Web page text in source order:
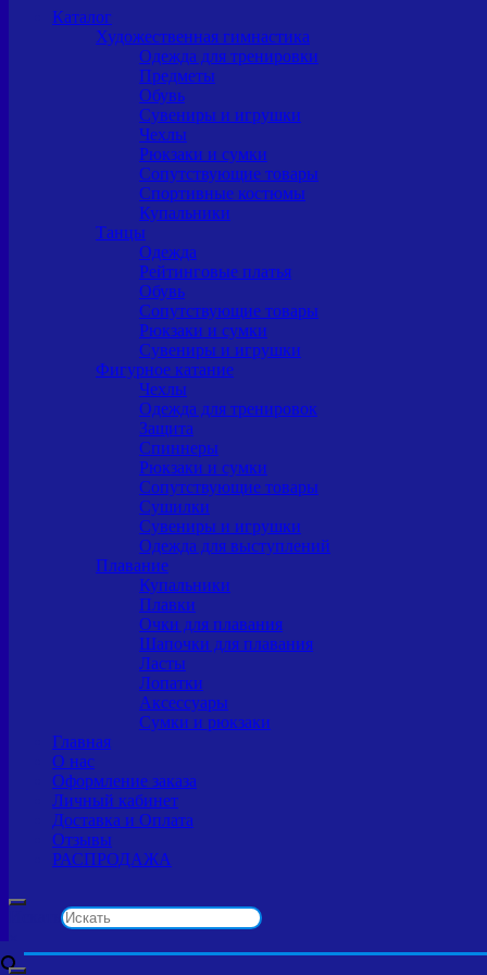
Каталог
Художественная гимнастика
Одежда для тренировки
Предметы
Обувь
Сувениры и игрушки
Чехлы
Рюкзаки и сумки
Сопутствующие товары
Спортивные костюмы
Купальники
Танцы
Одежда
Рейтинговые платья
Обувь
Сопутствующие товары
Рюкзаки и сумки
Сувениры и игрушки
Фигурное катание
Чехлы
Одежда для тренировок
Защита
Спиннеры
Рюкзаки и сумки
Сопутствующие товары
Сушилки
Сувениры и игрушки
Одежда для выступлений
Плавание
Купальники
Плавки
Очки для плавания
Шапочки для плавания
Ласты
Лопатки
Аксессуары
Сумки и рюкзаки
Главная
О нас
Оформление заказа
Личный кабинет
Доставка и Оплата
Отзывы
РАСПРОДАЖА